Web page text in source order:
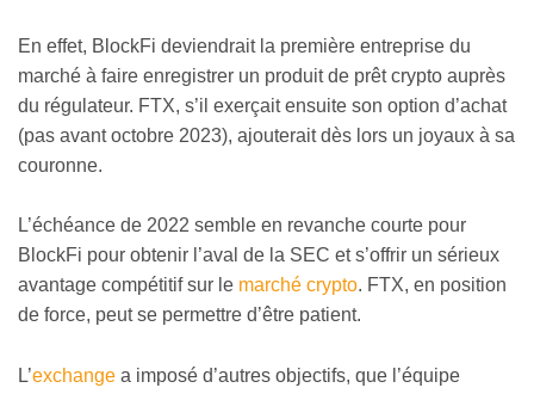
En effet, BlockFi deviendrait la première entreprise du
marché à faire enregistrer un produit de prêt crypto auprès
du régulateur. FTX, s’il exerçait ensuite son option d’achat
(pas avant octobre 2023), ajouterait dès lors un joyaux à sa
couronne.
L’échéance de 2022 semble en revanche courte pour
BlockFi pour obtenir l’aval de la SEC et s’offrir un sérieux
avantage compétitif sur le marché crypto. FTX, en position
de force, peut se permettre d’être patient.
L’exchange a imposé d’autres objectifs, que l’équipe